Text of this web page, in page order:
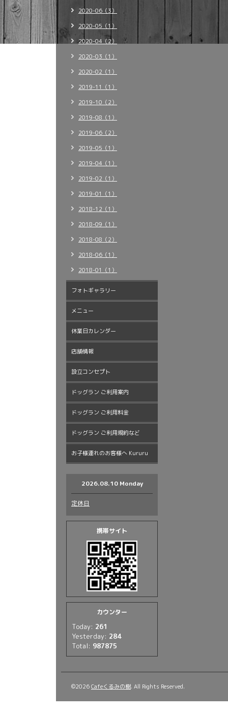
2020-06（3）
2020-05（1）
2020-04（2）
2020-03（1）
2020-02（1）
2019-11（1）
2019-10（2）
2019-08（1）
2019-06（2）
2019-05（1）
2019-04（1）
2019-02（1）
2019-01（1）
2018-12（1）
2018-09（1）
2018-08（2）
2018-06（1）
2018-01（1）
フォトギャラリー
メニュー
休業日カレンダー
店舗情報
設立コンセプト
ドッグラン ご利用案内
ドッグラン ご利用料金
ドッグラン ご利用規約など
お子様連れのお客様へ Kururu
2026.08.10 Monday
定休日
携帯サイト
カウンター
Today: 261
Yesterday: 284
Total: 987875
©2026Cafeくるみの樹. All Rights Reserved.